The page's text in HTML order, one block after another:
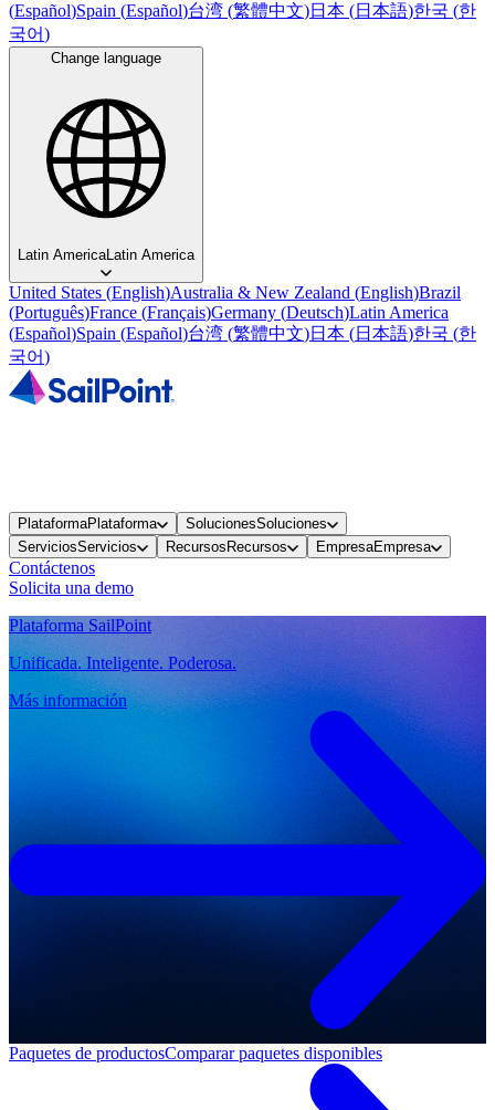
(Español)Spain (Español)台湾 (繁體中文)日本 (日本語)한국 (한
국어)
Change language
Latin AmericaLatin America
United States (English)Australia & New Zealand (English)Brazil
(Português)France (Français)Germany (Deutsch)Latin America
(Español)Spain (Español)台湾 (繁體中文)日本 (日本語)한국 (한
국어)
PlataformaPlataforma SolucionesSoluciones
ServiciosServicios Recursos Recursos EmpresaEmpresa
Contáctenos
Solicita una demo
Plataforma SailPoint
Unificada. Inteligente. Poderosa.
Más información
Paquetes de productosComparar paquetes disponibles